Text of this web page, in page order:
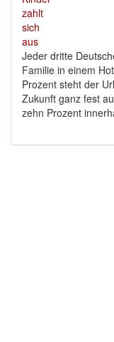
Jeder dritte
Familie in einem
Prozent steht der
Zukunft ganz fest
zehn Prozent